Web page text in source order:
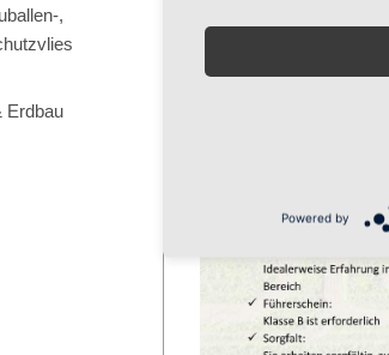
,
Erdbau
Powered by